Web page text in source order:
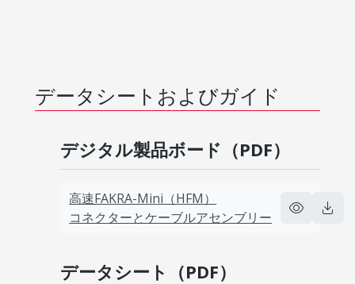
データシートおよびガイド
デジタル製品ボード（PDF）
高速FAKRA-Mini（HFM）
コネクターとケーブルアセンブリー
データシート（PDF）